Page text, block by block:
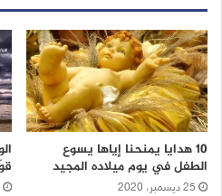
10 هدايا يمنحنا إياها يسوع
الطفل في يوم ميلاده المجيد
25 ديسمبر، 2020